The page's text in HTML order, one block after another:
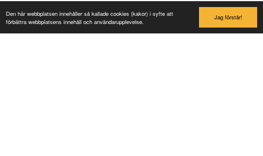
Jag förstår!
Den här webbplatsen innehåller så kallade cookies (kakor) i syfte att
förbättra webbplatsens innehåll och användarupplevelse.
2636 Øyer
Phone: +47 61 28 55 00